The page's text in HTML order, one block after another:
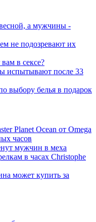
а мужчины -
не подозревают их
в сексе?
испытывают после 33
выбору белья в подарок
Planet Ocean от Omega
часов
мужчин в меха
в часах Christophe
может купить за